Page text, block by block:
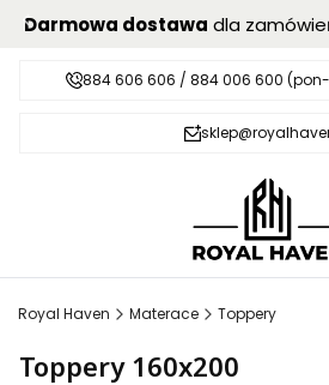
Darmowa dostawa dla
884 606 606 / 884 006 600
Royal Haven Materace Toppery
Toppery 160x200